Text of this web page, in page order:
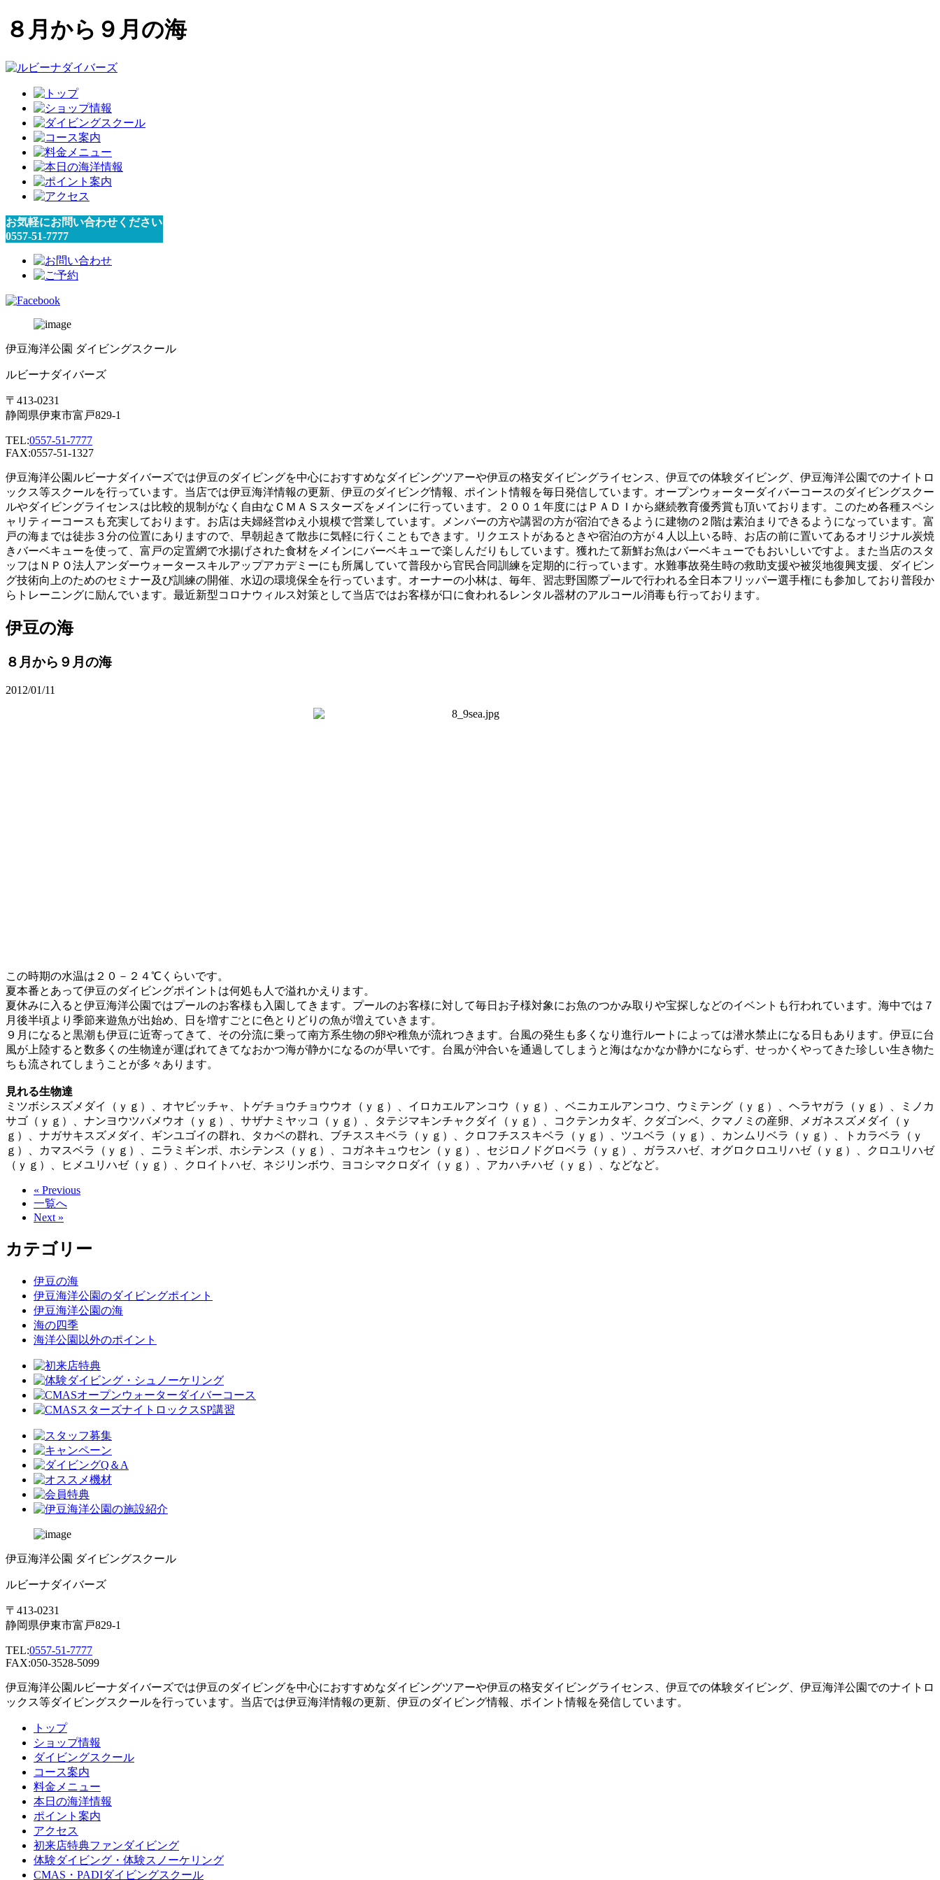
８月から９月の海
お気軽にお問い合わせください
0557-51-7777
伊豆海洋公園 ダイビングスクール
ルビーナダイバーズ
〒413-0231
静岡県伊東市富戸829-1
TEL:0557-51-7777
FAX:0557-51-1327
伊豆海洋公園ルビーナダイバーズでは伊豆のダイビングを中心におすすめなダイビングツアーや伊豆の格安ダイビングライセンス、伊豆での体験ダイビング、伊豆海洋公園でのナイトロ
ックス等スクールを行っています。当店では伊豆海洋情報の更新、伊豆のダイビング情報、ポイント情報を毎日発信しています。オープンウォーターダイバーコースのダイビングスクー
ルやダイビングライセンスは比較的規制がなく自由なＣＭＡＳスターズをメインに行っています。２００１年度にはＰＡＤＩから継続教育優秀賞も頂いております。このため各種スペシ
ャリティーコースも充実しております。お店は夫婦経営ゆえ小規模で営業しています。メンバーの方や講習の方が宿泊できるように建物の２階は素泊まりできるようになっています。富
戸の海までは徒歩３分の位置にありますので、早朝起きて散歩に気軽に行くこともできます。リクエストがあるときや宿泊の方が４人以上いる時、お店の前に置いてあるオリジナル炭焼
きバーベキューを使って、富戸の定置網で水揚げされた食材をメインにバーベキューで楽しんだりもしています。獲れたて新鮮お魚はバーベキューでもおいしいですよ。また当店のスタ
ッフはＮＰＯ法人アンダーウォータースキルアップアカデミーにも所属していて普段から官民合同訓練を定期的に行っています。水難事故発生時の救助支援や被災地復興支援、ダイビン
グ技術向上のためのセミナー及び訓練の開催、水辺の環境保全を行っています。オーナーの小林は、毎年、習志野国際プールで行われる全日本フリッパー選手権にも参加しており普段か
らトレーニングに励んでいます。最近新型コロナウィルス対策として当店ではお客様が口に食われるレンタル器材のアルコール消毒も行っております。
伊豆の海
８月から９月の海
2012/01/11
この時期の水温は２０－２４℃くらいです。
夏本番とあって伊豆のダイビングポイントは何処も人で溢れかえります。
夏休みに入ると伊豆海洋公園ではプールのお客様も入園してきます。プールのお客様に対して毎日お子様対象にお魚のつかみ取りや宝探しなどのイベントも行われています。海中では７
月後半頃より季節来遊魚が出始め、日を増すごとに色とりどりの魚が増えていきます。
９月になると黒潮も伊豆に近寄ってきて、その分流に乗って南方系生物の卵や稚魚が流れつきます。台風の発生も多くなり進行ルートによっては潜水禁止になる日もあります。伊豆に台
風が上陸すると数多くの生物達が運ばれてきてなおかつ海が静かになるのが早いです。台風が沖合いを通過してしまうと海はなかなか静かにならず、せっかくやってきた珍しい生き物た
ちも流されてしまうことが多々あります。
見れる生物達
ミツボシスズメダイ（ｙｇ）、オヤビッチャ、トゲチョウチョウウオ（ｙｇ）、イロカエルアンコウ（ｙｇ）、ベニカエルアンコウ、ウミテング（ｙｇ）、ヘラヤガラ（ｙｇ）、ミノカ
サゴ（ｙｇ）、ナンヨウツバメウオ（ｙｇ）、サザナミヤッコ（ｙｇ）、タテジマキンチャクダイ（ｙｇ）、コクテンカタギ、クダゴンベ、クマノミの産卵、メガネスズメダイ（ｙ
ｇ）、ナガサキスズメダイ、ギンユゴイの群れ、タカベの群れ、ブチススキベラ（ｙｇ）、クロフチススキベラ（ｙｇ）、ツユベラ（ｙｇ）、カンムリベラ（ｙｇ）、トカラベラ（ｙ
ｇ）、カマスベラ（ｙｇ）、ニラミギンポ、ホシテンス（ｙｇ）、コガネキュウセン（ｙｇ）、セジロノドグロベラ（ｙｇ）、ガラスハゼ、オグロクロユリハゼ（ｙｇ）、クロユリハゼ
（ｙｇ）、ヒメユリハゼ（ｙｇ）、クロイトハゼ、ネジリンボウ、ヨコシマクロダイ（ｙｇ）、アカハチハゼ（ｙｇ）、などなど。
« Previous
一覧へ
Next »
カテゴリー
伊豆の海
伊豆海洋公園のダイビングポイント
伊豆海洋公園の海
海の四季
海洋公園以外のポイント
伊豆海洋公園 ダイビングスクール
ルビーナダイバーズ
〒413-0231
静岡県伊東市富戸829-1
TEL:0557-51-7777
FAX:050-3528-5099
伊豆海洋公園ルビーナダイバーズでは伊豆のダイビングを中心におすすめなダイビングツアーや伊豆の格安ダイビングライセンス、伊豆での体験ダイビング、伊豆海洋公園でのナイトロ
ックス等ダイビングスクールを行っています。当店では伊豆海洋情報の更新、伊豆のダイビング情報、ポイント情報を発信しています。
トップ
ショップ情報
ダイビングスクール
コース案内
料金メニュー
本日の海洋情報
ポイント案内
アクセス
初来店特典ファンダイビング
体験ダイビング・体験スノーケリング
CMAS・PADIダイビングスクール